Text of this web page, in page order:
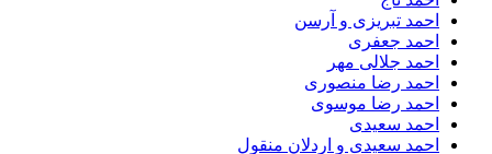
احمد تبریزی و آرسن
احمد جعفری
احمد جلالی مهر
احمد رضا منصوری
احمد رضا موسوی
احمد سعیدی
احمد سعیدی و اردلان منقول